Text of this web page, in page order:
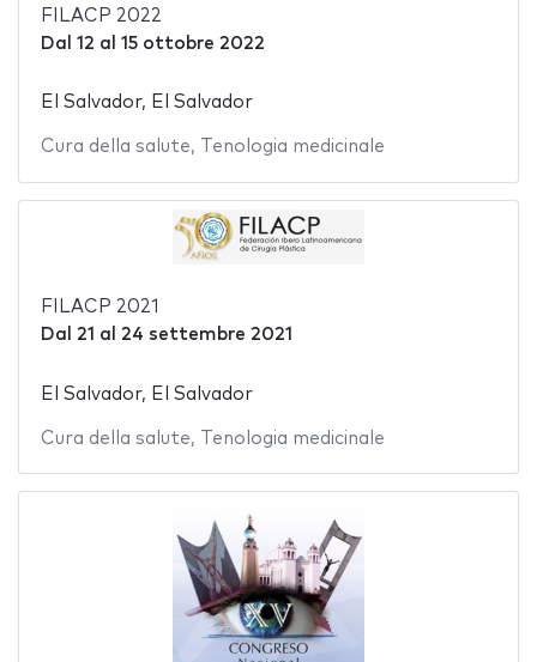
FILACP 2022
Dal 12 al 15 ottobre 2022
El Salvador, El Salvador
Cura della salute, Tenologia medicinale
FILACP 2021
Dal 21 al 24 settembre 2021
El Salvador, El Salvador
Cura della salute, Tenologia medicinale